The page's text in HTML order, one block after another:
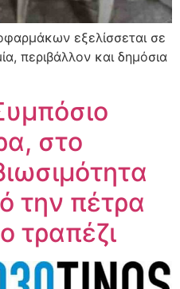
εξελίσσεται σε
περιβάλλον και δημόσια
στο
την πέτρα
τραπέζι